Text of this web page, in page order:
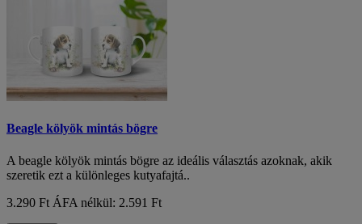
Beagle kölyök mintás bögre
A beagle kölyök mintás bögre az ideális választás azoknak, akik
szeretik ezt a különleges kutyafajtá..
3.290 Ft ÁFA nélkül: 2.591 Ft